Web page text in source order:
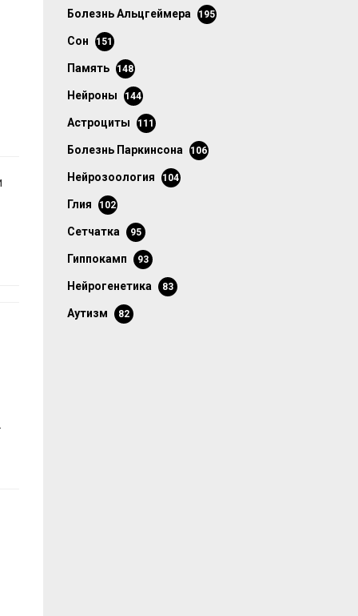
болезнь Альцгеймера 195
сон 151
память 148
нейроны 144
астроциты 111
болезнь Паркинсона 106
нейрозоология 104
глия 102
сетчатка 95
гиппокамп 93
нейрогенетика 83
аутизм 82